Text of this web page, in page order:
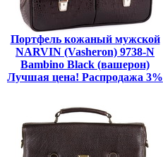
Портфель кожаный мужской
NARVIN (Vasheron) 9738-N
Bambino Black (вашерон)
Лучшая цена! Распродажа 3%